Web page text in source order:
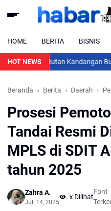
HOME BERITA BISNIS
HOT NEWSRutan Kandangan
Beranda Berita Daerah
Prosesi
Tandai Resmi
MPLS di SDIT
tahun 2025
Zahra A.
Juli 14, 2025
Font
...x Dilihat